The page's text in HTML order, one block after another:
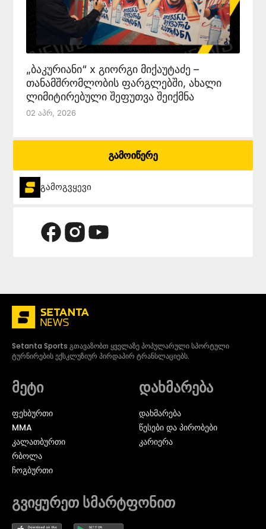
„ბაკურიანი“ x გიორგი მიქაუტაძე –
თანამშრომლობის ფარგლებში, ახალი
ლიმიტირებული შეფუთვა შეიქმნა
02 Აპრ, 2026
გამოიწერე
გამოგვყევი
Setanta Sports გთავაზობთ ყველაზე პოპულარული სპორტული
ტურნირების ექსკლუზიურ პირდაპირ ტრანსლაციებს.
მეტი
ᲤᲔᲮᲑᲣᲠᲗᲘ
MMA
ᲙᲐᲚᲐᲗᲑᲣᲠᲗᲘ
ᲠᲑᲝᲚᲐ
ᲩᲝᲒᲑᲣᲠᲗᲘ
დახმარება
დახმარება
წესები და პირობები
კარიერა
გვიყურეთ სმარტფონით